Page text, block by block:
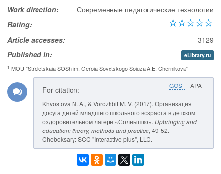
Work direction:
Современные педагогические технологии
Rating:
Article accesses:
3129
Published in:
eLibrary.ru
1 MOU "Streletskaia SOSh im. Geroia Sovetskogo Soiuza A.E. Chernikova"
GOST APA
For citation:
Khvostova N. A., & Vorozhbit M. V. (2017). Организация
досуга детей младшего школьного возраста в детском
оздоровительном лагере «Солнышко». Upbringing and
education: theory, methods and practice, 49-52.
Cheboksary: SCC "Interactive plus", LLC.